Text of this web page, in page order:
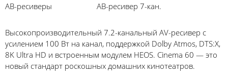
АВ-ресиверы АВ-ресивер 7-кан.
Высокопроизводительный 7.2-канальный AV-ресивер с
усилением 100 Вт на канал, поддержкой Dolby Atmos, DTS:X,
8K Ultra HD и встроенным модулем HEOS. Cinema 60 — это
новый стандарт роскошных домашних кинотеатров.